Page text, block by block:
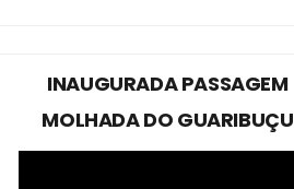
INAUGURADA PASSAGEM
MOLHADA DO GUARIBUÇU